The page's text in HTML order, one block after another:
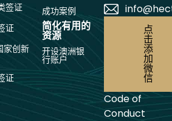
签证
证
家创新
证
成功案例
简化有用的
资源
开设澳洲银
行账户
点
击
添
加
微
信
Code of
Conduct